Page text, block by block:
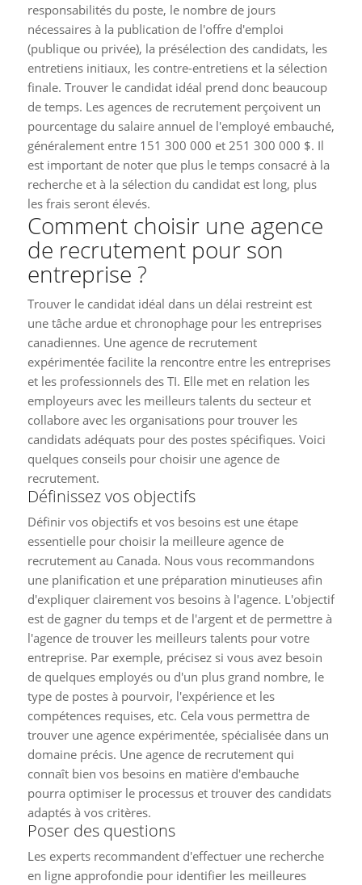
responsabilités du poste, le nombre de jours
nécessaires à la publication de l'offre d'emploi
(publique ou privée), la présélection des candidats, les
entretiens initiaux, les contre-entretiens et la sélection
finale. Trouver le candidat idéal prend donc beaucoup
de temps. Les agences de recrutement perçoivent un
pourcentage du salaire annuel de l'employé embauché,
généralement entre 151 300 000 et 251 300 000 $. Il
est important de noter que plus le temps consacré à la
recherche et à la sélection du candidat est long, plus
les frais seront élevés.
Comment choisir une agence
de recrutement pour son
entreprise ?
Trouver le candidat idéal dans un délai restreint est
une tâche ardue et chronophage pour les entreprises
canadiennes. Une agence de recrutement
expérimentée facilite la rencontre entre les entreprises
et les professionnels des TI. Elle met en relation les
employeurs avec les meilleurs talents du secteur et
collabore avec les organisations pour trouver les
candidats adéquats pour des postes spécifiques. Voici
quelques conseils pour choisir une agence de
recrutement.
Définissez vos objectifs
Définir vos objectifs et vos besoins est une étape
essentielle pour choisir la meilleure agence de
recrutement au Canada. Nous vous recommandons
une planification et une préparation minutieuses afin
d'expliquer clairement vos besoins à l'agence. L'objectif
est de gagner du temps et de l'argent et de permettre à
l'agence de trouver les meilleurs talents pour votre
entreprise. Par exemple, précisez si vous avez besoin
de quelques employés ou d'un plus grand nombre, le
type de postes à pourvoir, l'expérience et les
compétences requises, etc. Cela vous permettra de
trouver une agence expérimentée, spécialisée dans un
domaine précis. Une agence de recrutement qui
connaît bien vos besoins en matière d'embauche
pourra optimiser le processus et trouver des candidats
adaptés à vos critères.
Poser des questions
Les experts recommandent d'effectuer une recherche
en ligne approfondie pour identifier les meilleures